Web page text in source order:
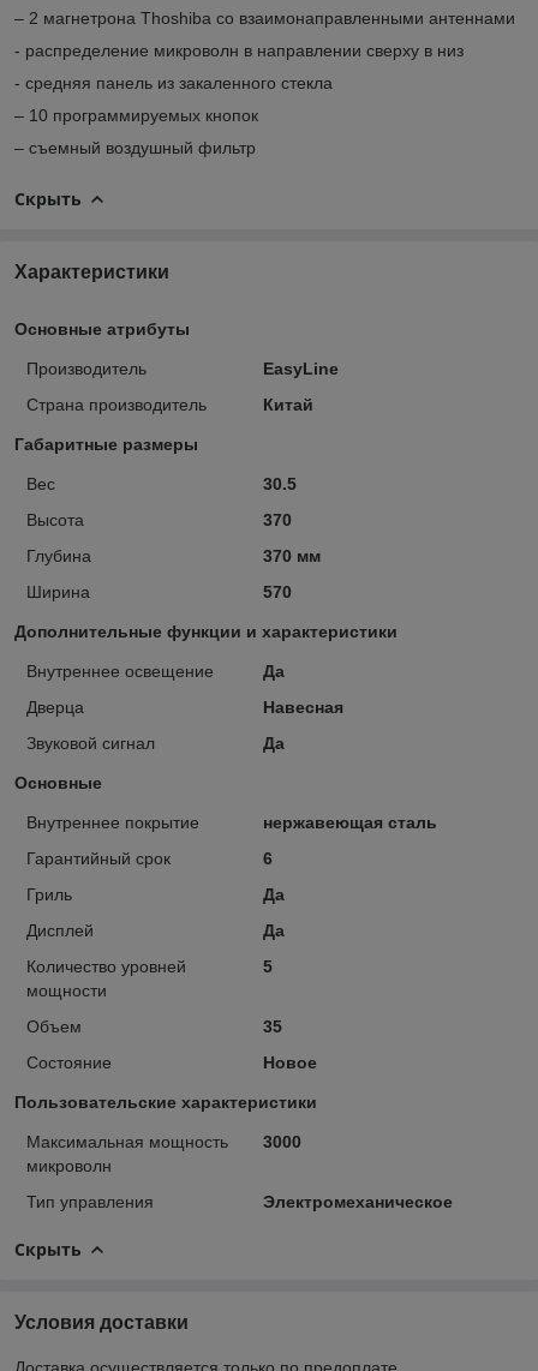
– 2 магнетрона Thoshiba со взаимонаправленными антеннами
- распределение микроволн в направлении сверху в низ
- средняя панель из закаленного стекла
– 10 программируемых кнопок
– съемный воздушный фильтр
Скрыть
Характеристики
Основные атрибуты
Производитель
EasyLine
Страна производитель
Китай
Габаритные размеры
Вес
30.5
Высота
370
Глубина
370 мм
Ширина
570
Дополнительные функции и характеристики
Внутреннее освещение
Да
Дверца
Навесная
Звуковой сигнал
Да
Основные
Внутреннее покрытие
нержавеющая сталь
Гарантийный срок
6
Гриль
Да
Дисплей
Да
Количество уровней
мощности
5
Объем
35
Состояние
Новое
Пользовательские характеристики
Максимальная мощность
микроволн
3000
Тип управления Электромеханическое
Скрыть
Условия доставки
Доставка осуществляется только по предоплате.